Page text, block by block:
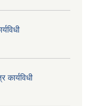
कार्यविधी